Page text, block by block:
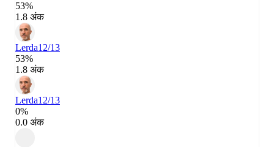
53%
1.8 अंक
Lerda12/13
53%
1.8 अंक
Lerda12/13
0%
0.0 अंक